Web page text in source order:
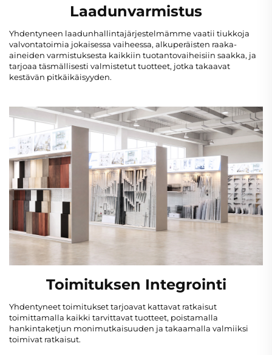
Laadunvarmistus
Yhdentyneen laadunhallintajärjestelmämme vaatii tiukkoja
valvontatoimia jokaisessa vaiheessa, alkuperäisten raaka-
aineiden varmistuksesta kaikkiin tuotantovaiheisiin saakka, ja
tarjoaa täsmällisesti valmistetut tuotteet, jotka takaavat
kestävän pitkäikäisyyden.
Toimituksen Integrointi
Yhdentyneet toimitukset tarjoavat kattavat ratkaisut
toimittamalla kaikki tarvittavat tuotteet, poistamalla
hankintaketjun monimutkaisuuden ja takaamalla valmiiksi
toimivat ratkaisut.